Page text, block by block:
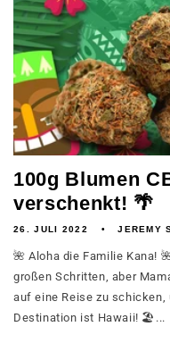
100g Blumen
verschenkt! 🌴
26. JULI 2022 JEREMY
🌺 Aloha die Familie Kana!
großen Schritten, aber
auf eine Reise zu
Destination ist Hawaii! 🏖️...